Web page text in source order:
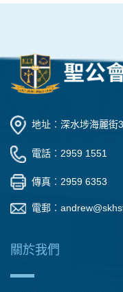
地址︰深水埗海麗街
電話︰2959 1551
傳真︰2959 6353
電郵︰
關於我們